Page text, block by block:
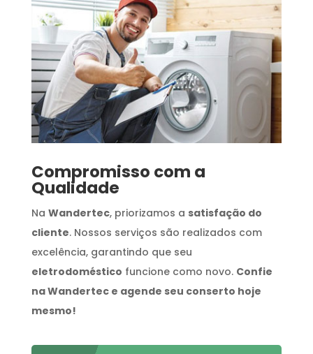
Compromisso com a
Qualidade
Na Wandertec, priorizamos a satisfação do
cliente. Nossos serviços são realizados com
excelência, garantindo que seu
eletrodoméstico funcione como novo. Confie
na Wandertec e agende seu conserto hoje
mesmo!